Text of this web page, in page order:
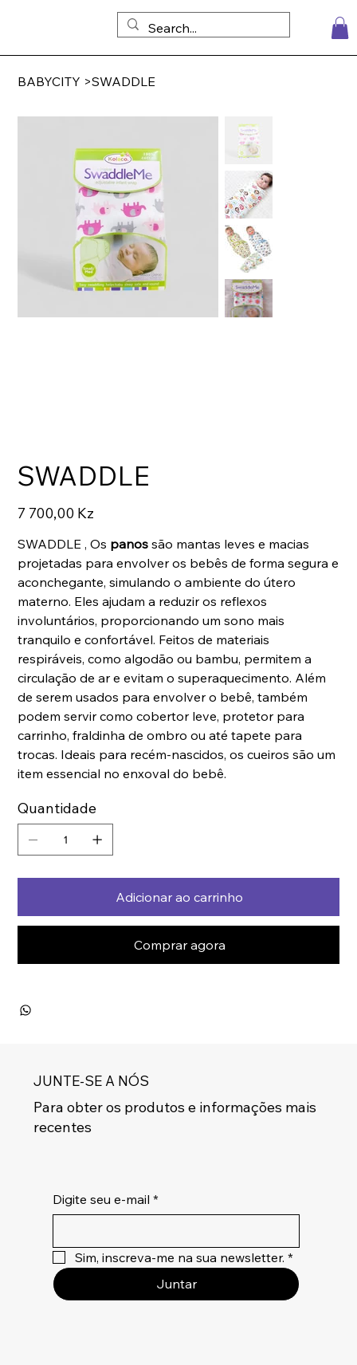
BABYCITY >SWADDLE
SWADDLE
Preço
7 700,00 Kz
SWADDLE , Os panos são mantas leves e macias
projetadas para envolver os bebês de forma segura e
aconchegante, simulando o ambiente do útero
materno. Eles ajudam a reduzir os reflexos
involuntários, proporcionando um sono mais
tranquilo e confortável. Feitos de materiais
respiráveis, como algodão ou bambu, permitem a
circulação de ar e evitam o superaquecimento. Além
de serem usados ​​para envolver o bebê, também
podem servir como cobertor leve, protetor para
carrinho, fraldinha de ombro ou até tapete para
trocas. Ideais para recém-nascidos, os cueiros são um
item essencial no enxoval do bebê.
Quantidade
Adicionar ao carrinho
Comprar agora
JUNTE-SE A NÓS
Para obter os produtos e informações mais
recentes
Digite seu e-mail *
Sim, inscreva-me na sua newsletter. *
Juntar